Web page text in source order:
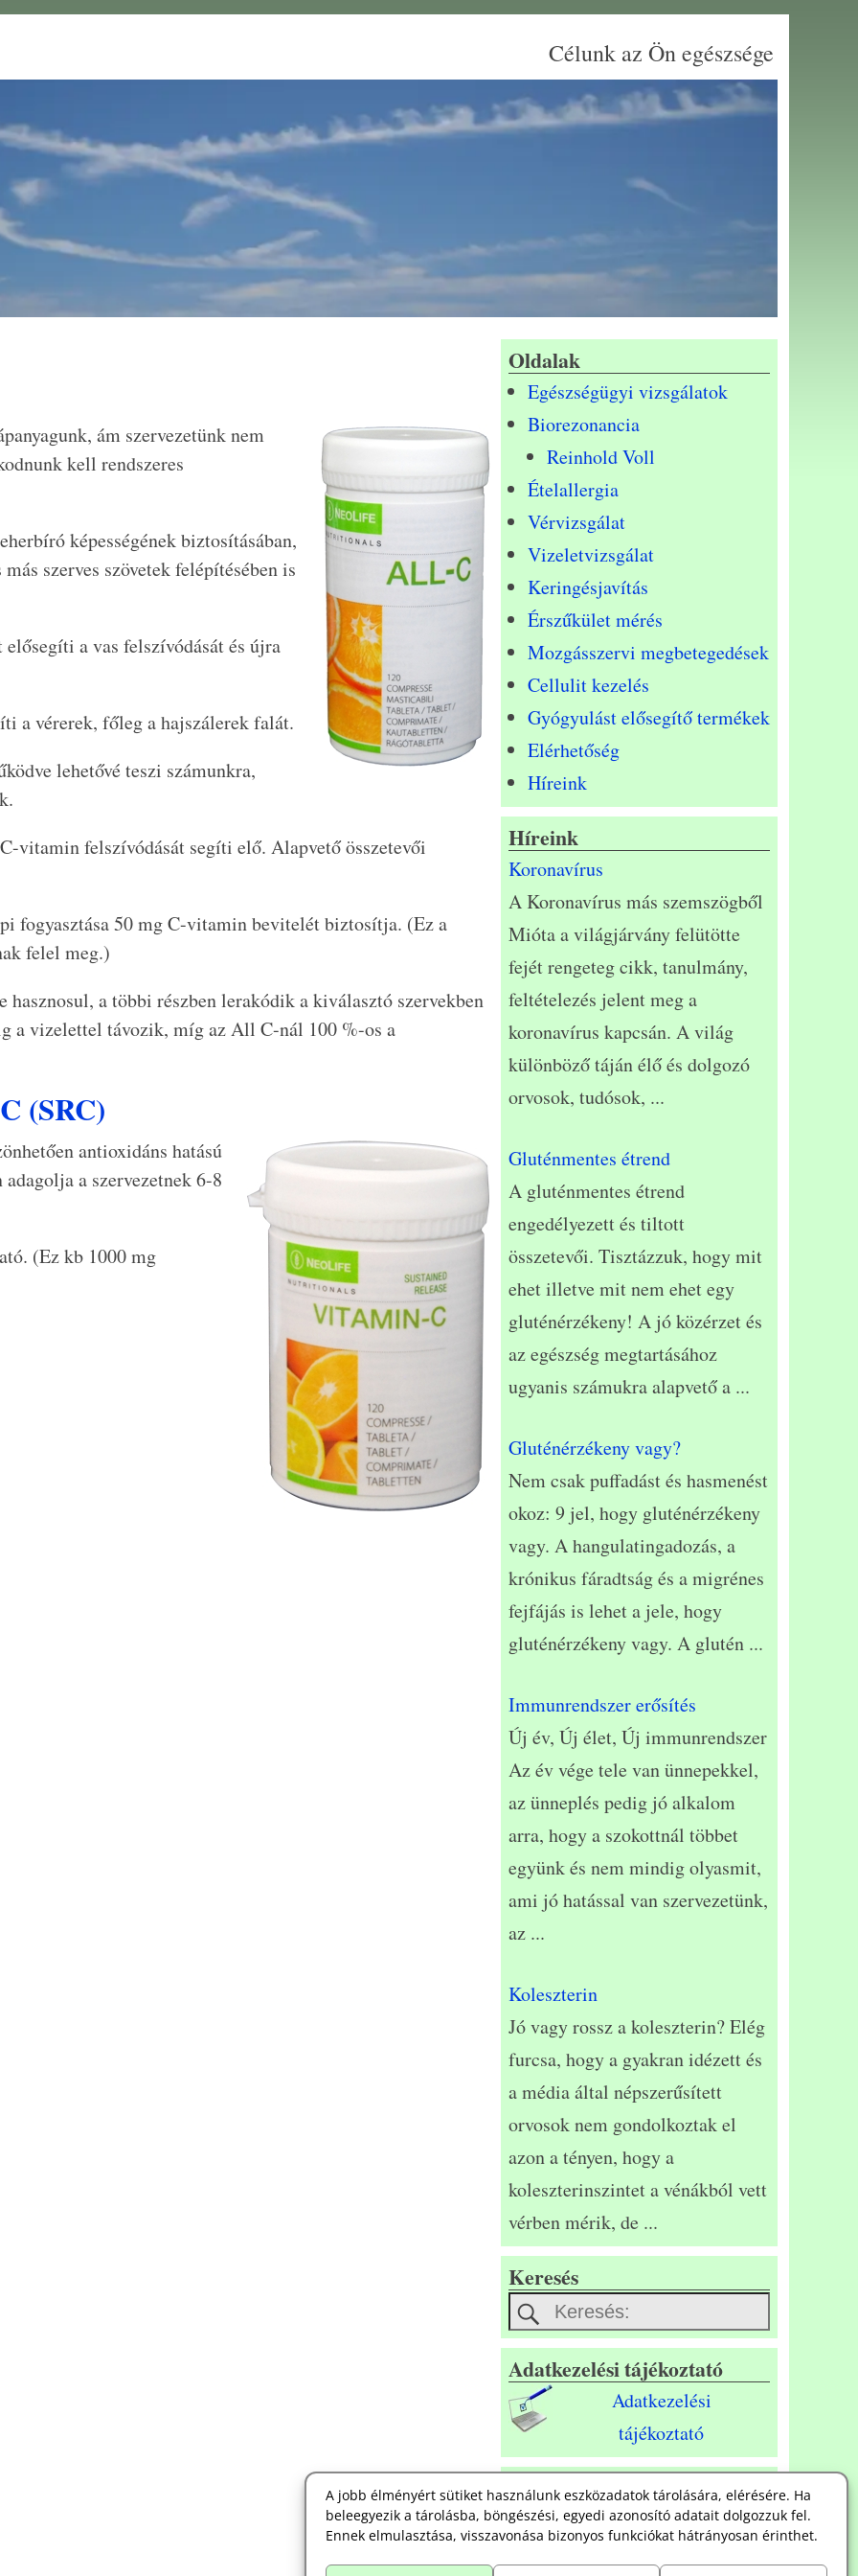
A jobb élményért sütiket használunk eszközadatok tárolására, elérésére. Ha
beleegyezik a tárolásba, böngészési, egyedi azonosító adatait dolgozzuk fel.
Ennek elmulasztása, visszavonása bizonyos funkciókat hátrányosan érinthet.
Célunk az Ön egészsége
ám szervezetünk nem
kell rendszeres
képességének biztosításában,
szerves szövetek felépítésében is
elősegíti a vas felszívódását és újra
a vérerek, főleg a hajszálerek falát.
lehetővé teszi számunkra,
vitamin felszívódását segíti elő. Alapvető összetevői
fogyasztása 50 mg C-vitamin bevitelét biztosítja. (Ez a
felel meg.)
a többi részben lerakódik a kiválasztó szervekben
a vizelettel távozik, míg az All C-nál 100 %-os a
(SRC)
antioxidáns hatású
a szervezetnek 6-8
(Ez kb 1000 mg
Oldalak
Egészségügyi vizsgálatok
Biorezonancia
Reinhold Voll
Ételallergia
Vérvizsgálat
Vizeletvizsgálat
Keringésjavítás
Érszűkület mérés
Mozgásszervi megbetegedések
Cellulit kezelés
Gyógyulást elősegítő termékek
Elérhetőség
Híreink
Híreink
Koronavírus
A Koronavírus más szemszögből
Mióta a világjárvány felütötte
fejét rengeteg cikk, tanulmány,
feltételezés jelent meg a
koronavírus kapcsán. A világ
különböző táján élő és dolgozó
orvosok, tudósok, ...
Gluténmentes étrend
A gluténmentes étrend
engedélyezett és tiltott
összetevői. Tisztázzuk, hogy mit
ehet illetve mit nem ehet egy
gluténérzékeny! A jó közérzet és
az egészség megtartásához
ugyanis számukra alapvető a ...
Gluténérzékeny vagy?
Nem csak puffadást és hasmenést
okoz: 9 jel, hogy gluténérzékeny
vagy. A hangulatingadozás, a
krónikus fáradtság és a migrénes
fejfájás is lehet a jele, hogy
gluténérzékeny vagy. A glutén ...
Immunrendszer erősítés
Új év, Új élet, Új immunrendszer
Az év vége tele van ünnepekkel,
az ünneplés pedig jó alkalom
arra, hogy a szokottnál többet
együnk és nem mindig olyasmit,
ami jó hatással van szervezetünk,
az ...
Koleszterin
Jó vagy rossz a koleszterin? Elég
furcsa, hogy a gyakran idézett és
a média által népszerűsített
orvosok nem gondolkoztak el
azon a tényen, hogy a
koleszterinszintet a vénákból vett
vérben mérik, de ...
Keresés
Adatkezelési tájékoztató
Adatkezelési
tájékoztató
Süti szabályzat
Süti